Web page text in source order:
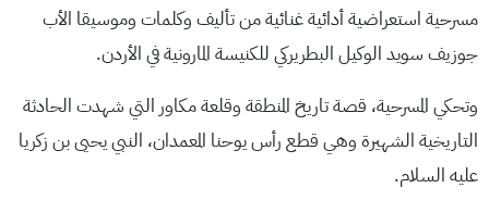
مسرحية استعراضية أدائية غنائية من تأليف وكلمات وموسيقا الأب
جوزيف سويد الوكيل البطريركي للكنيسة المارونية في الأردن.
وتحكي المسرحية، قصة تاريخ المنطقة وقلعة مكاور التي شهدت الحادثة
التاريخية الشهيرة وهي قطع رأس يوحنا المعمدان، النبي يحيى بن زكريا
عليه السلام.